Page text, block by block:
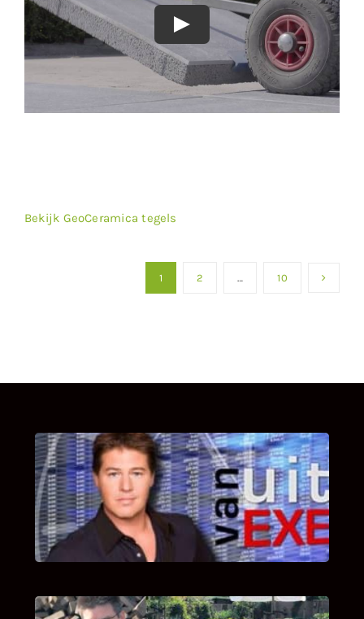
Bekijk GeoCeramica tegels
1 2 … 10
UITSTEL VAN EXECUTIE
Bekijk hier de fragmenten van de deelname
van Bricks and Stones aan dit programma.